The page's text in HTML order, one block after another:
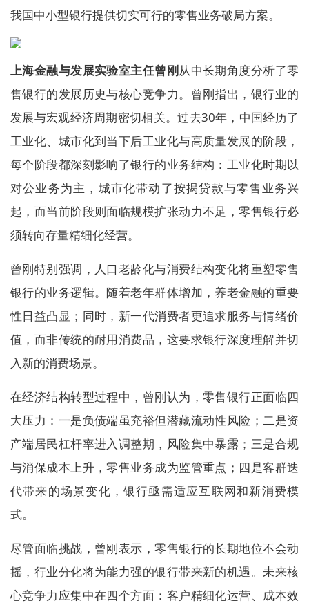
我国中小型银行提供切实可行的零售业务破局方案。
上海金融与发展实验室主任曾刚从中长期角度分析了零
售银行的发展历史与核心竞争力。曾刚指出，银行业的
发展与宏观经济周期密切相关。过去30年，中国经历了
工业化、城市化到当下后工业化与高质量发展的阶段，
每个阶段都深刻影响了银行的业务结构：工业化时期以
对公业务为主，城市化带动了按揭贷款与零售业务兴
起，而当前阶段则面临规模扩张动力不足，零售银行必
须转向存量精细化经营。
曾刚特别强调，人口老龄化与消费结构变化将重塑零售
银行的业务逻辑。随着老年群体增加，养老金融的重要
性日益凸显；同时，新一代消费者更追求服务与情绪价
值，而非传统的耐用消费品，这要求银行深度理解并切
入新的消费场景。
在经济结构转型过程中，曾刚认为，零售银行正面临四
大压力：一是负债端虽充裕但潜藏流动性风险；二是资
产端居民杠杆率进入调整期，风险集中暴露；三是合规
与消保成本上升，零售业务成为监管重点；四是客群迭
代带来的场景变化，银行亟需适应互联网和新消费模
式。
尽管面临挑战，曾刚表示，零售银行的长期地位不会动
摇，行业分化将为能力强的银行带来新的机遇。未来核
心竞争力应集中在四个方面：客户精细化运营、成本效